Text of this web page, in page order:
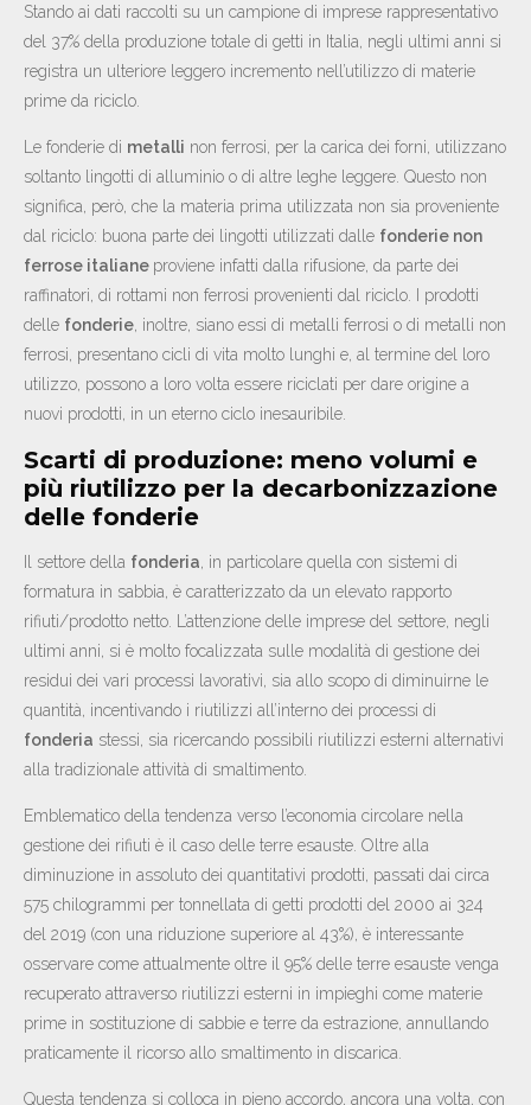
Stando ai dati raccolti su un campione di imprese rappresentativo
del 37% della produzione totale di getti in Italia, negli ultimi anni si
registra un ulteriore leggero incremento nell’utilizzo di materie
prime da riciclo.
Le fonderie di metalli non ferrosi, per la carica dei forni, utilizzano
soltanto lingotti di alluminio o di altre leghe leggere. Questo non
significa, però, che la materia prima utilizzata non sia proveniente
dal riciclo: buona parte dei lingotti utilizzati dalle fonderie non
ferrose italiane proviene infatti dalla rifusione, da parte dei
raffinatori, di rottami non ferrosi provenienti dal riciclo. I prodotti
delle fonderie , inoltre, siano essi di metalli ferrosi o di metalli non
ferrosi, presentano cicli di vita molto lunghi e, al termine del loro
utilizzo, possono a loro volta essere riciclati per dare origine a
nuovi prodotti, in un eterno ciclo inesauribile.
Scarti di produzione: meno volumi e
più riutilizzo per la decarbonizzazione
delle fonderie
Il settore della fonderia , in particolare quella con sistemi di
formatura in sabbia, è caratterizzato da un elevato rapporto
rifiuti/prodotto netto. L’attenzione delle imprese del settore, negli
ultimi anni, si è molto focalizzata sulle modalità di gestione dei
residui dei vari processi lavorativi, sia allo scopo di diminuirne le
quantità, incentivando i riutilizzi all’interno dei processi di
fonderia stessi, sia ricercando possibili riutilizzi esterni alternativi
alla tradizionale attività di smaltimento.
Emblematico della tendenza verso l’economia circolare nella
gestione dei rifiuti è il caso delle terre esauste. Oltre alla
diminuzione in assoluto dei quantitativi prodotti, passati dai circa
575 chilogrammi per tonnellata di getti prodotti del 2000 ai 324
del 2019 (con una riduzione superiore al 43%), è interessante
osservare come attualmente oltre il 95% delle terre esauste venga
recuperato attraverso riutilizzi esterni in impieghi come materie
prime in sostituzione di sabbie e terre da estrazione, annullando
praticamente il ricorso allo smaltimento in discarica.
Questa tendenza si colloca in pieno accordo, ancora una volta, con